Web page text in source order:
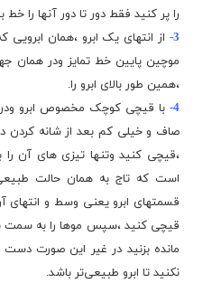
را پر کنید فقط دور تا دور آنها را خط
3- از انتهای یک ابرو ،همان
موچین پایین خط تمایز ودر همان
،همین طور بالای ابرو را.
4- با قیچی کوچک مخصوص ابرو
صاف و خیلی کم بعد از شانه کردن
،قیچی کنید وتنها تیزی های آن را
است که تاج به همان حالت
قسمتهای ابرو یعنی وسط و انتهای
قیچی کنید ،سپس موها را به سمت
مانده بزنید در غیر این صورت دست
نکنید تا ابرو طبیعی‌تر باشد.